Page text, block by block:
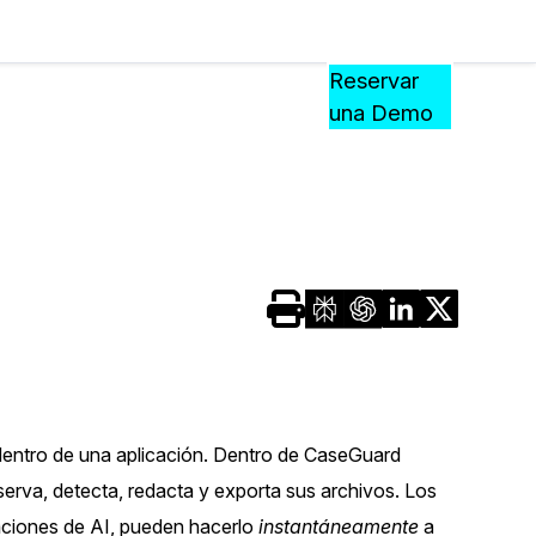
PreciosRecursos
APRENDA,
CONECTE
Explore preguntas frecuentes
CaseGuard
algoritmo mejorado
Eventos
Reservar
una Demo
de una aplicación. Dentro de CaseGuard
detecta, redacta y exporta sus archivos. Los
de AI, pueden hacerlo instantáneamentea